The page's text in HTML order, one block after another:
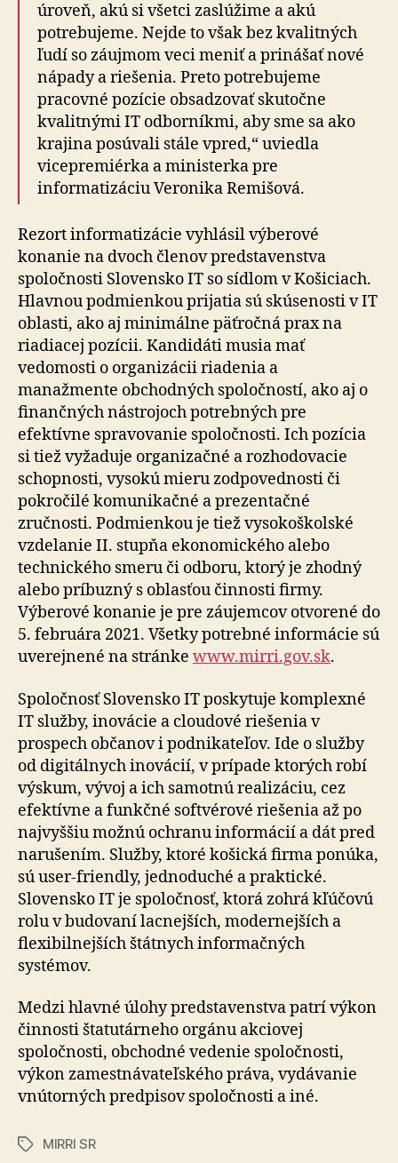
úroveň, akú si všetci zaslúžime a akú
potrebujeme. Nejde to však bez kvalitných
ľudí so záujmom veci meniť a prinášať nové
nápady a riešenia. Preto potrebujeme
pracovné pozície obsadzovať skutočne
kvalitnými IT odborníkmi, aby sme sa ako
krajina posúvali stále vpred,“ uviedla
vicepremiérka a ministerka pre
informatizáciu Veronika Remišová.
Rezort informatizácie vyhlásil výberové
konanie na dvoch členov predstavenstva
spoločnosti Slovensko IT so sídlom v Košiciach.
Hlavnou podmienkou prijatia sú skúsenosti v IT
oblasti, ako aj minimálne päťročná prax na
riadiacej pozícii. Kandidáti musia mať
vedomosti o organizácii riadenia a
manažmente obchodných spoločností, ako aj o
finančných nástrojoch potrebných pre
efektívne spravovanie spoločnosti. Ich pozícia
si tiež vyžaduje organizačné a rozhodovacie
schopnosti, vysokú mieru zodpovednosti či
pokročilé komunikačné a prezentačné
zručnosti. Podmienkou je tiež vysokoškolské
vzdelanie II. stupňa ekonomického alebo
technického smeru či odboru, ktorý je zhodný
alebo príbuzný s oblasťou činnosti firmy.
Výberové konanie je pre záujemcov otvorené do
5. februára 2021. Všetky potrebné informácie sú
uverejnené na stránke www.mirri.gov.sk.
Spoločnosť Slovensko IT poskytuje komplexné
IT služby, inovácie a cloudové riešenia v
prospech občanov i podnikateľov. Ide o služby
od digitálnych inovácií, v prípade ktorých robí
výskum, vývoj a ich samotnú realizáciu, cez
efektívne a funkčné softvérové riešenia až po
najvyššiu možnú ochranu informácií a dát pred
narušením. Služby, ktoré košická firma ponúka,
sú user-friendly, jednoduché a praktické.
Slovensko IT je spoločnosť, ktorá zohrá kľúčovú
rolu v budovaní lacnejších, modernejších a
flexibilnejších štátnych informačných
systémov.
Medzi hlavné úlohy predstavenstva patrí výkon
činnosti štatutárneho orgánu akciovej
spoločnosti, obchodné vedenie spoločnosti,
výkon zamestnávateľského práva, vydávanie
vnútorných predpisov spoločnosti a iné.
ZnačkyMIRRI SR